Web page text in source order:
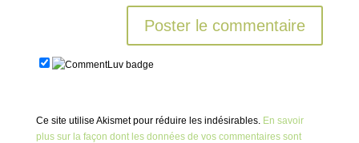
Ce site utilise Akismet pour réduire les indésirables. En savoir
plus sur la façon dont les données de vos commentaires sont